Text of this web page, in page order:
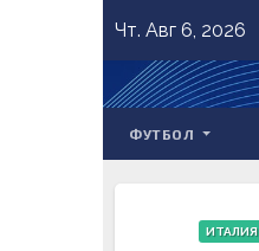
content
Чт. Авг 6, 2026
ФУТБОЛ
ИТАЛИЯ